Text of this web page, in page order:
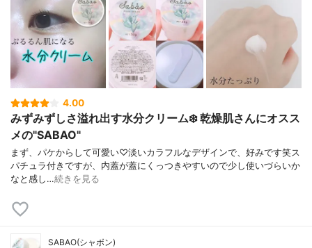
4.00
みずみずしさ溢れ出す水分クリーム❄️ 乾燥肌さんにオスス
メの"SABAO"
まず、パケからして可愛い♡淡いカラフルなデザインで、好みです笑ス
パチュラ付きですが、内蓋が蓋にくっつきやすいので少し使いづらいか
なと感し…続きを見る
SABAO(シャボン)